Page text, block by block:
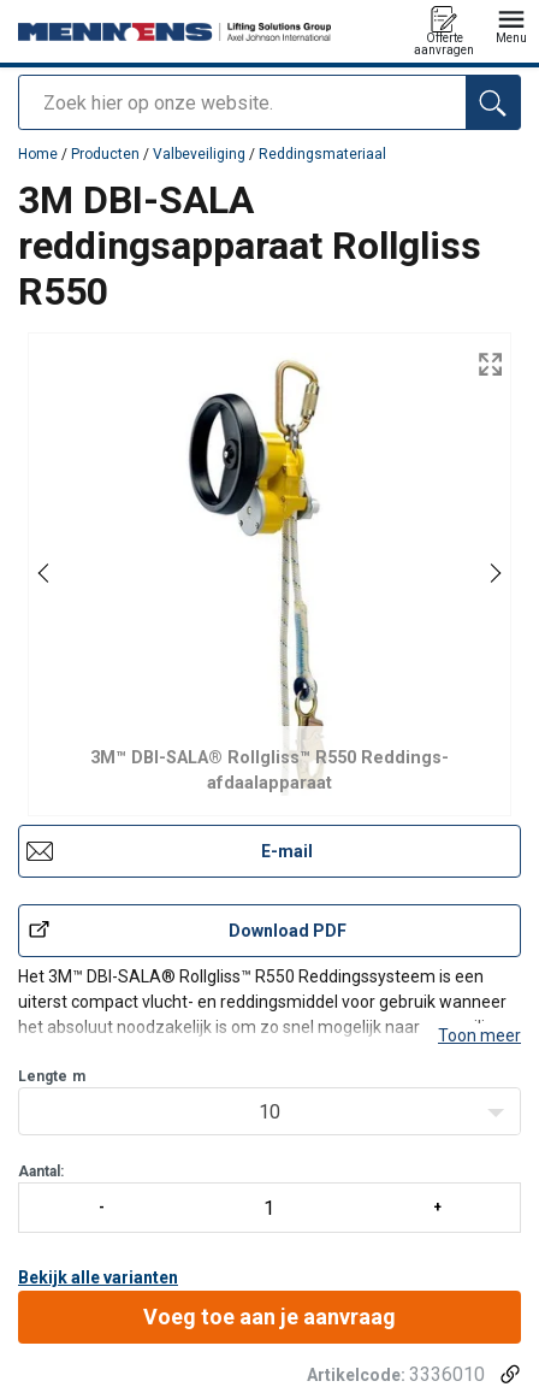
Zoeken
Offerte
aanvragen
Menu
toegevoegd aan uw offerte
Home / Producten / Valbeveiliging / Reddingsmateriaal
3M DBI-SALA
reddingsapparaat Rollgliss
R550
3M™ DBI-SALA® Rollgliss™ R550 Reddings-
afdaalapparaat
E-mail
Download PDF
Het 3M™ DBI-SALA® Rollgliss™ R550 Reddingssysteem is een
uiterst compact vlucht- en reddingsmiddel voor gebruik wanneer
het absoluut noodzakelijk is om zo snel mogelijk naar een veilige
Evacuatie - Afdalen:
De Rollgliss is v.z.v.een tweerichtingsnaaf wat betekent dat het t
Toon meer
Lengte m
10
Aantal:
Bekijk alle varianten
Voeg toe aan je aanvraag
Artikelcode: 3336010